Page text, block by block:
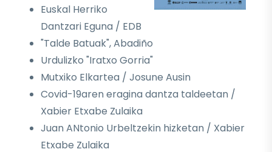
Euskal Herriko
Dantzari Eguna / EDB
"Talde Batuak", Abadiño
Urdulizko "Iratxo Gorria"
Mutxiko Elkartea / Josune Ausin
Covid-19aren eragina dantza taldeetan /
Xabier Etxabe Zulaika
Juan ANtonio Urbeltzekin hizketan / Xabier
Etxabe Zulaika